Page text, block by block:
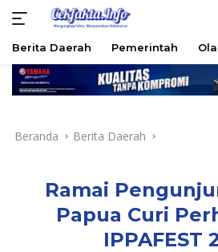
Langsung
Berita Daerah Pemerintah
Beranda Berita Daerah
Ramai
Papua Curi
IPPAFEST